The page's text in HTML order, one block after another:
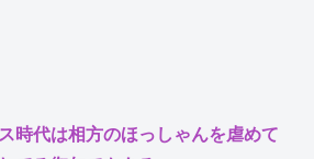
時代は相方のほっしゃんを虐めて